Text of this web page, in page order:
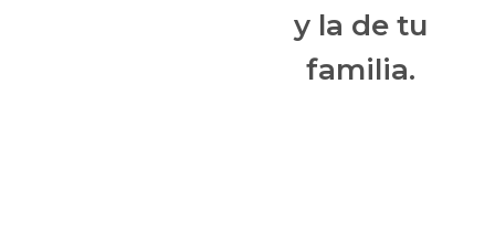
y la de tu
familia.